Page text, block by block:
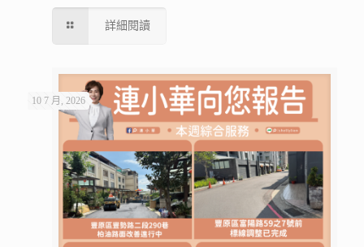
詳細閱讀
10 7 月, 2026